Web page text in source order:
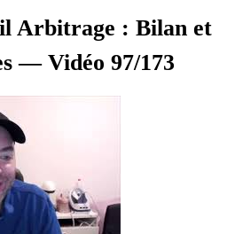
Arbitrage : Bilan et
— Vidéo 97/173